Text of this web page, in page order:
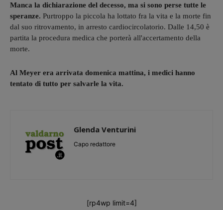
Manca la dichiarazione del decesso, ma si sono perse tutte le
speranze. Purtroppo la piccola ha lottato fra la vita e la morte fin
dal suo ritrovamento, in arresto cardiocircolatorio. Dalle 14,50 è
partita la procedura medica che porterà all'accertamento della
morte.
Al Meyer era arrivata domenica mattina, i medici hanno
tentato di tutto per salvarle la vita.
Glenda Venturini
Capo redattore
[rp4wp limit=4]